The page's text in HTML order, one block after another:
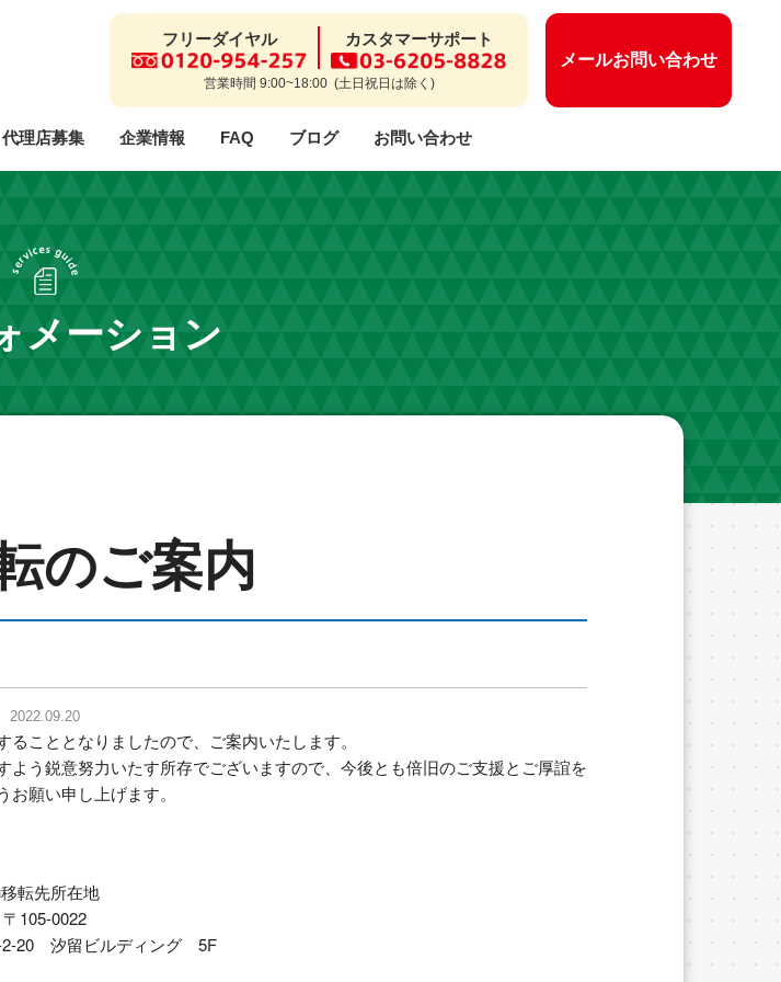
代理店募集 企業情報
採用情報
FAQ ブログ お問い合わせ
フリーダイヤル カスタマーサポート
営業時間 9:00~18:00 (土日祝日は除く)
メールお問い合わせ
メーション
のご案内
2022.09.20
こととなりましたので、ご案内いたします。
う鋭意努力いたす所存でございますので、今後とも倍旧のご支援とご厚誼を
お願い申し上げます。
転先所在地
〒105-0022
2-20 汐留ビルディング 5F